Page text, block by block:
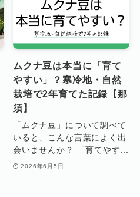
ムクナ豆は本当に「育て
やすい」？寒冷地・自然
栽培で2年育てた記録【那
須】
「ムクナ豆」について調べて
いると、こんな言葉によく出
会いませんか？ 「育てやす...
2026年6月5日